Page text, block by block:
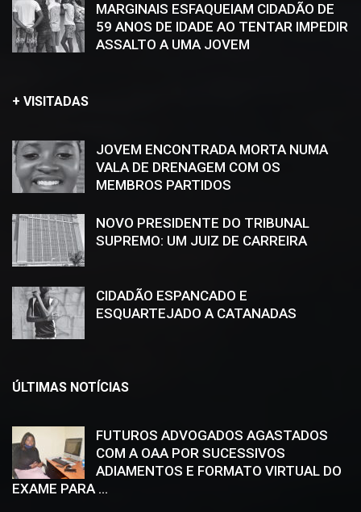
MARGINAIS ESFAQUEIAM CIDADÃO DE
59 ANOS DE IDADE AO TENTAR IMPEDIR
ASSALTO A UMA JOVEM
+ VISITADAS
JOVEM ENCONTRADA MORTA NUMA
VALA DE DRENAGEM COM OS
MEMBROS PARTIDOS
NOVO PRESIDENTE DO TRIBUNAL
SUPREMO: UM JUIZ DE CARREIRA
CIDADÃO ESPANCADO E
ESQUARTEJADO A CATANADAS
ÚLTIMAS NOTÍCIAS
FUTUROS ADVOGADOS AGASTADOS
COM A OAA POR SUCESSIVOS
ADIAMENTOS E FORMATO VIRTUAL DO
EXAME PARA ...